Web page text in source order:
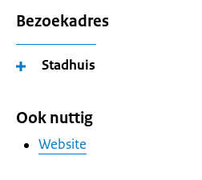
Bezoekadres
Stadhuis
Ook nuttig
Website